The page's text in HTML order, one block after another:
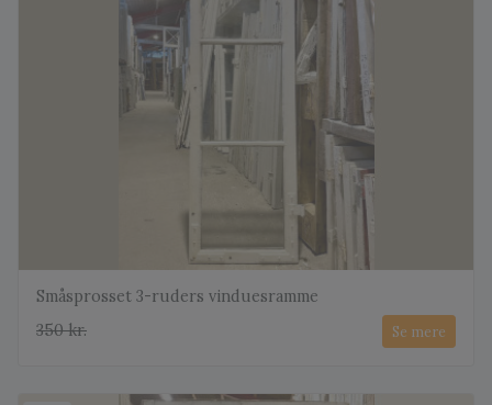
Småsprosset 3-ruders vinduesramme
350 kr.
Se mere